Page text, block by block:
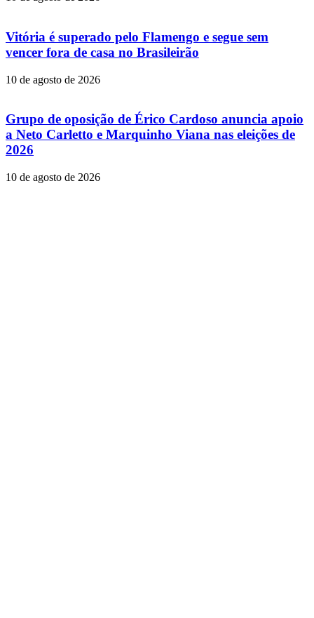
Vitória é superado pelo Flamengo e segue sem
vencer fora de casa no Brasileirão
10 de agosto de 2026
Grupo de oposição de Érico Cardoso anuncia apoio
a Neto Carletto e Marquinho Viana nas eleições de
2026
10 de agosto de 2026